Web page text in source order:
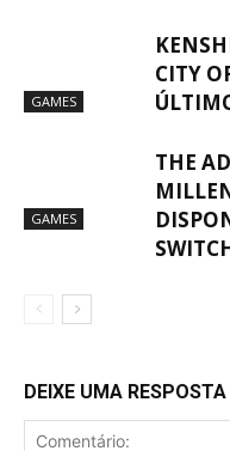
GAMES
CITY
GAMES
THE
DEIXE UMA RESPOSTA